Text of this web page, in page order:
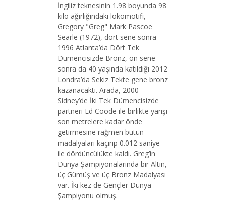
İngiliz teknesinin 1.98 boyunda 98
kilo ağırlığındaki lokomotifi,
Gregory "Greg" Mark Pascoe
Searle (1972), dört sene sonra
1996 Atlanta’da Dört Tek
Dümencisizde Bronz, on sene
sonra da 40 yaşında katıldığı 2012
Londra’da Sekiz Tekte gene bronz
kazanacaktı. Arada, 2000
Sidney’de İki Tek Dümencisizde
partneri Ed Coode ile birlikte yarışı
son metrelere kadar önde
getirmesine rağmen bütün
madalyaları kaçırıp 0.012 saniye
ile dördüncülükte kaldı. Greg’in
Dünya Şampiyonalarında bir Altın,
üç Gümüş ve üç Bronz Madalyası
var. İki kez de Gençler Dünya
Şampiyonu olmuş.